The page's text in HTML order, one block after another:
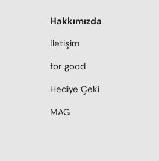
Hakkımızda
İletişim
for good
Hediye Çeki
MAG